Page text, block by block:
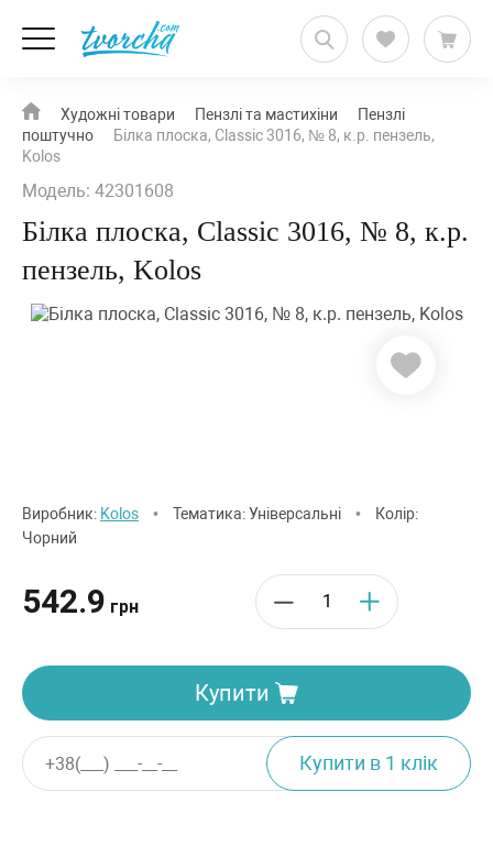
Художні товари Пензлі та мастихіни
Пензлі
поштучно
Білка плоска, Classic 3016, № 8, к.р. пензель,
Kolos
Модель: 42301608
Білка плоска, Classic 3016, № 8, к.р.
пензель, Kolos
Виробник: Kolos • Тематика: Універсальні •
Колір:
Чорний
542.9 грн
Купити